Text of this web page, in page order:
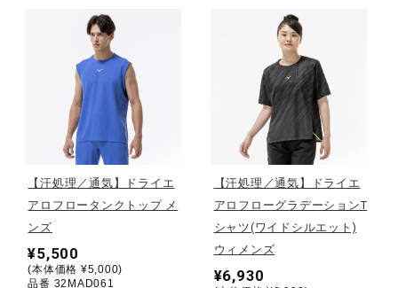
ソフトボール
柔道
ウィンタースポーツ
【汗処理／通気】ドライエ
アロフロータンクトップ メ
ンズ
¥5,500
(本体価格 ¥5,000)
品番 32MAD061
【汗処理／通気】ドライエ
アロフローグラデーションT
シャツ(ワイドシルエット)
ウィメンズ
¥6,930